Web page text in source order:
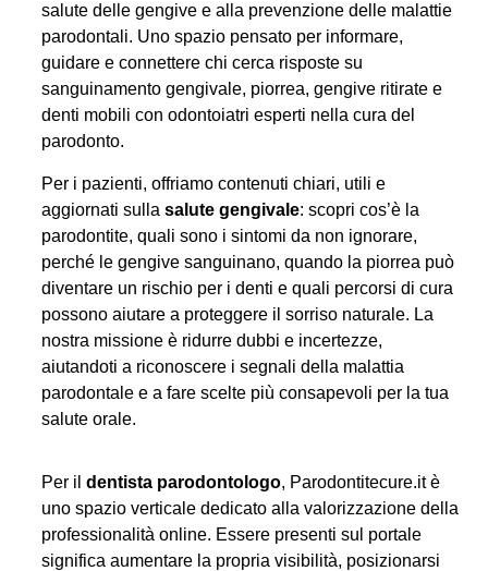
salute delle gengive e alla prevenzione delle malattie
parodontali. Uno spazio pensato per informare,
guidare e connettere chi cerca risposte su
sanguinamento gengivale, piorrea, gengive ritirate e
denti mobili con odontoiatri esperti nella cura del
parodonto.
Per i pazienti, offriamo contenuti chiari, utili e
aggiornati sullasalute gengivale: scopri cos’è la
parodontite, quali sono i sintomi da non ignorare,
perché le gengive sanguinano, quando la piorrea può
diventare un rischio per i denti e quali percorsi di cura
possono aiutare a proteggere il sorriso naturale. La
nostra missione è ridurre dubbi e incertezze,
aiutandoti a riconoscere i segnali della malattia
parodontale e a fare scelte più consapevoli per la tua
salute orale.
Per ildentista parodontologo, Parodontitecure.it è
uno spazio verticale dedicato alla valorizzazione della
professionalità online. Essere presenti sul portale
significa aumentare la propria visibilità, posizionarsi